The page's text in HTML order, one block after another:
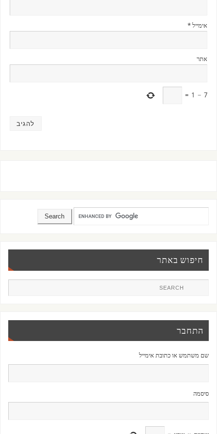
אימייל*
אתר
7
−
1
=
חיפוש באתר
התחבר
שם משתמש או כתובת אימייל
סיסמה